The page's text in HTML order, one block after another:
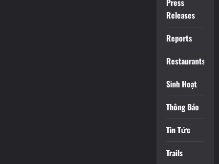
Press
Releases
Reports
Restaurants
Sinh Hoạt
Thông Báo
Tin Tức
Trails